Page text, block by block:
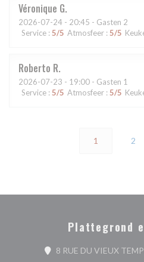
Véronique G
2026-07-24 - 20:45 - Gasten 2
Service : 5/5 Atmosfeer : 5/5
Roberto R
2026-07-23 - 19:00 - Gasten 1
Service : 5/5 Atmosfeer : 5/5
1 2
Plattegrond
8 RUE DU VIEUX